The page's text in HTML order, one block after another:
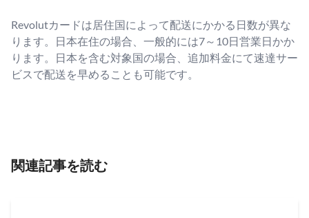
Revolutカードは居住国によって配送にかかる日数が異な
ります。日本在住の場合、一般的には7～10日営業日かか
ります。日本を含む対象国の場合、追加料金にて速達サー
ビスで配送を早めることも可能です。
関連記事を読む